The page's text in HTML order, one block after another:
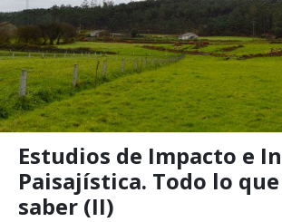
Estudios de Impacto e
Paisajística. Todo lo
saber (II)